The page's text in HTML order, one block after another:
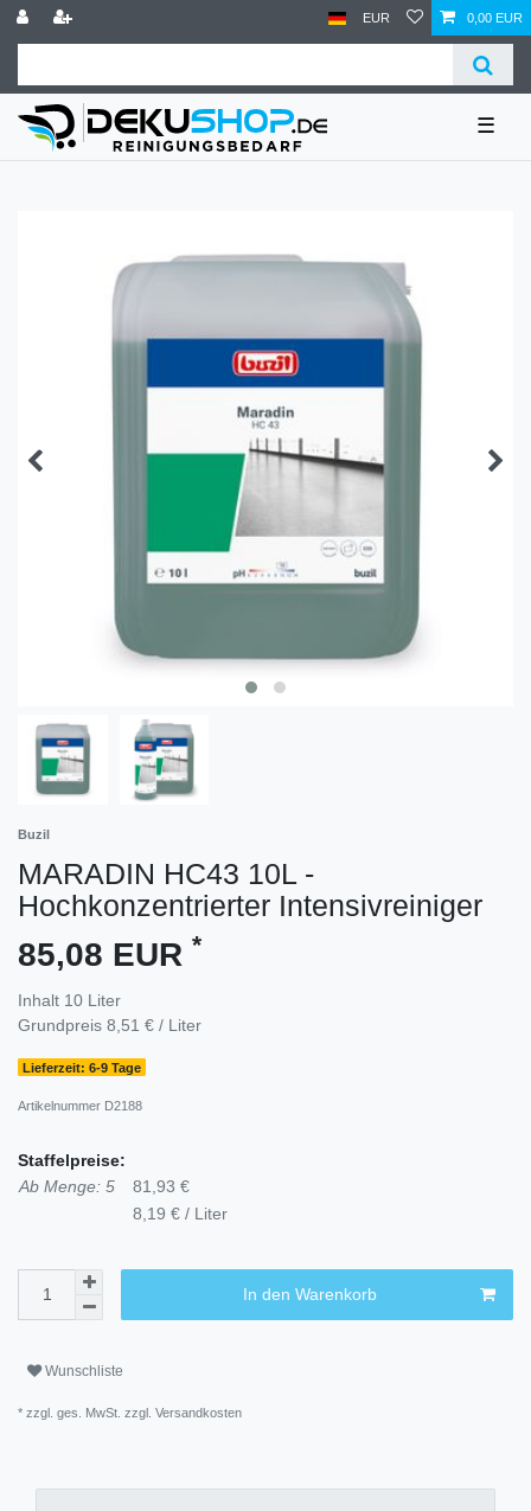
EUR 0,00 EUR
☰
Buzil
MARADIN HC43 10L -
Hochkonzentrierter Intensivreiniger
85,08 EUR *
Inhalt 10 Liter
Grundpreis 8,51 € / Liter
Lieferzeit: 6-9 Tage
Artikelnummer D2188
Staffelpreise:
Ab Menge: 5
81,93 €
8,19 € / Liter
In den Warenkorb
Wunschliste
* zzgl. ges. MwSt. zzgl. Versandkosten